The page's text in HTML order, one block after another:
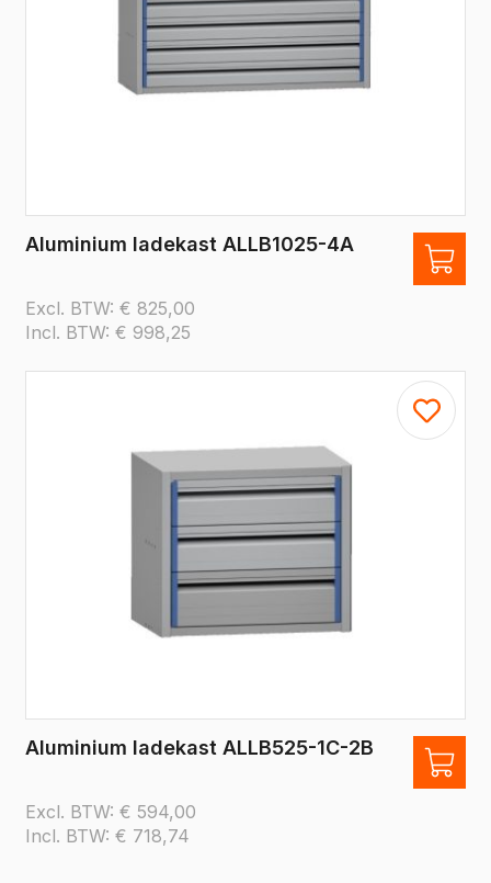
Aluminium ladekast ALLB1025-4A
Excl. BTW: € 825,00
Incl. BTW: € 998,25
Aluminium ladekast ALLB525-1C-2B
Excl. BTW: € 594,00
Incl. BTW: € 718,74